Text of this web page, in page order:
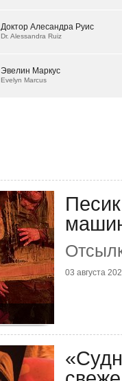
Доктор Алесандра Руис
Dr. Alessandra Ruiz
Эвелин Маркус
Evelyn Marcus
03 августа